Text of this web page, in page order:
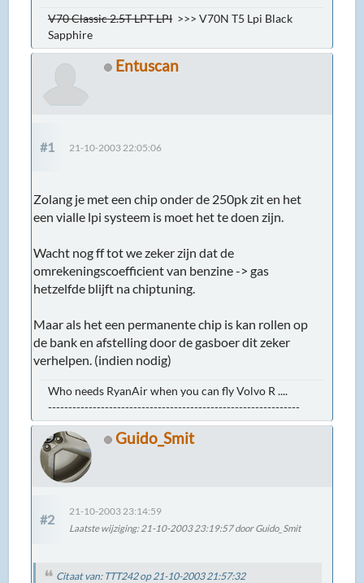
V70 Classic 2.5T LPT LPI>>> V70N T5 Lpi Black
Sapphire
Entuscan
#1 21-10-2003 22:05:06
Zolang je met een chip onder de 250pk zit en het
een vialle lpi systeem is moet het te doen zijn.
Wacht nog ff tot we zeker zijn dat de
omrekeningscoefficient van benzine -> gas
hetzelfde blijft na chiptuning.
Maar als het een permanente chip is kan rollen op
de bank en afstelling door de gasboer dit zeker
verhelpen. (indien nodig)
Who needs RyanAir when you can fly Volvo R ....
--------------------------------------------------------------
Guido_Smit
#2
21-10-2003 23:14:59
Laatste wijziging: 21-10-2003 23:19:57 door Guido_Smit
Citaat van: TTT242 op 21-10-2003 21:57:32